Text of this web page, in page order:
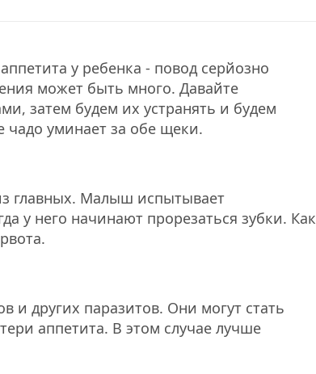
у ребенка - повод серйозно
может быть много. Давайте
затем будем их устранять и будем
чадо уминает за обе щеки.
главных. Малыш испытывает
у него начинают прорезаться зубки. Как
и других паразитов. Они могут стать
аппетита. В этом случае лучше